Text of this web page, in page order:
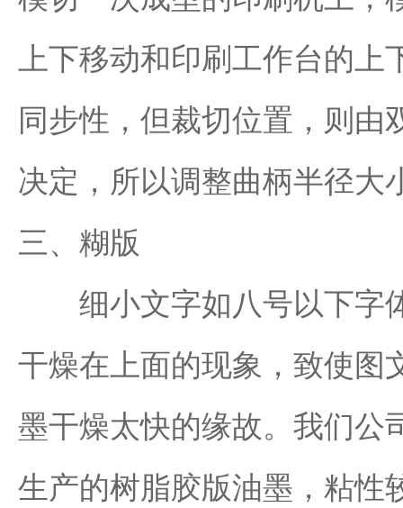
上下移动和印刷工作台的
同步性，但裁切位置，则由
决定，所以调整曲柄半径大
三、糊版
细小文字如八号以下字
干燥在上面的现象，致使图
墨干燥太快的缘故。我们公
生产的树脂胶版油墨，粘性